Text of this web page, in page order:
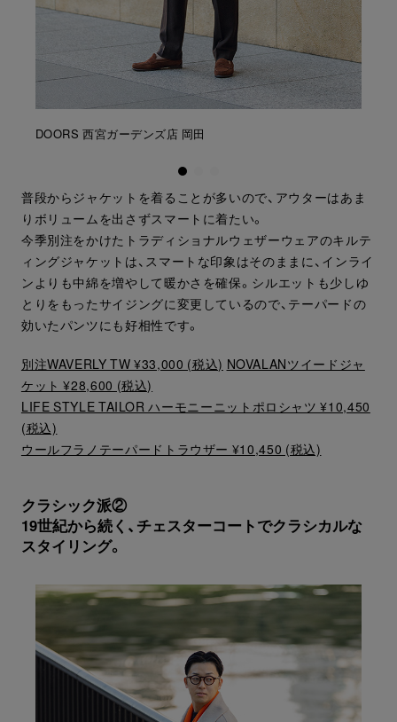
DOORS 西宮ガーデンズ店 岡田
普段からジャケットを着ることが多いので、アウターはあま
りボリュームを出さずスマートに着たい。
今季別注をかけたトラディショナルウェザーウェアのキルテ
ィングジャケットは、スマートな印象はそのままに、インライ
ンよりも中綿を増やして暖かさを確保。シルエットも少しゆ
とりをもったサイジングに変更しているので、テーパードの
効いたパンツにも好相性です。
別注WAVERLY TW ¥33,000 (税込) NOVALANツイードジャ
ケット ¥28,600 (税込)
LIFE STYLE TAILOR ハーモニーニットポロシャツ ¥10,450
(税込)
ウールフラノテーパードトラウザー ¥10,450 (税込)
クラシック派②
19世紀から続く、チェスターコートでクラシカルな
スタイリング。